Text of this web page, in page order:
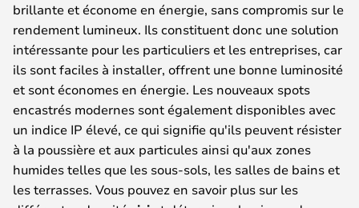
brillante et économe en énergie, sans compromis sur le
rendement lumineux. Ils constituent donc une solution
intéressante pour les particuliers et les entreprises, car
ils sont faciles à installer, offrent une bonne luminosité
et sont économes en énergie. Les nouveaux spots
encastrés modernes sont également disponibles avec
un indice IP élevé, ce qui signifie qu'ils peuvent résister
à la poussière et aux particules ainsi qu'aux zones
humides telles que les sous-sols, les salles de bains et
les terrasses. Vous pouvez en savoir plus sur les